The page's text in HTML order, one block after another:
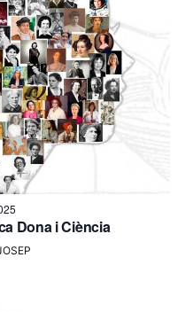
Dona i Ciència